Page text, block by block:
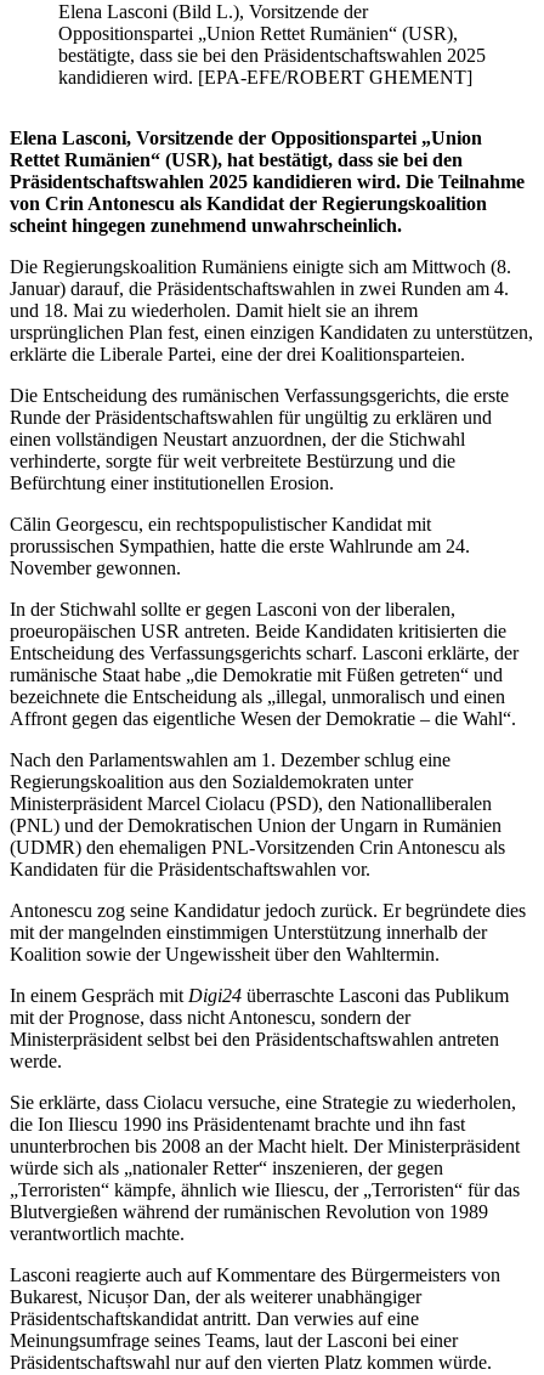
Elena Lasconi (Bild L.), Vorsitzende der
Oppositionspartei „Union Rettet Rumänien“ (USR),
bestätigte, dass sie bei den Präsidentschaftswahlen 2025
kandidieren wird. [EPA-EFE/ROBERT GHEMENT]
Elena Lasconi, Vorsitzende der Oppositionspartei „Union
Rettet Rumänien“ (USR), hat bestätigt, dass sie bei den
Präsidentschaftswahlen 2025 kandidieren wird. Die Teilnahme
von Crin Antonescu als Kandidat der Regierungskoalition
scheint hingegen zunehmend unwahrscheinlich.
Die Regierungskoalition Rumäniens einigte sich am Mittwoch (8.
Januar) darauf, die Präsidentschaftswahlen in zwei Runden am 4.
und 18. Mai zu wiederholen. Damit hielt sie an ihrem
ursprünglichen Plan fest, einen einzigen Kandidaten zu unterstützen,
erklärte die Liberale Partei, eine der drei Koalitionsparteien.
Die Entscheidung des rumänischen Verfassungsgerichts, die erste
Runde der Präsidentschaftswahlen für ungültig zu erklären und
einen vollständigen Neustart anzuordnen, der die Stichwahl
verhinderte, sorgte für weit verbreitete Bestürzung und die
Befürchtung einer institutionellen Erosion.
Călin Georgescu, ein rechtspopulistischer Kandidat mit
prorussischen Sympathien, hatte die erste Wahlrunde am 24.
November gewonnen.
In der Stichwahl sollte er gegen Lasconi von der liberalen,
proeuropäischen USR antreten. Beide Kandidaten kritisierten die
Entscheidung des Verfassungsgerichts scharf. Lasconi erklärte, der
rumänische Staat habe „die Demokratie mit Füßen getreten“ und
bezeichnete die Entscheidung als „illegal, unmoralisch und einen
Affront gegen das eigentliche Wesen der Demokratie – die Wahl“.
Nach den Parlamentswahlen am 1. Dezember schlug eine
Regierungskoalition aus den Sozialdemokraten unter
Ministerpräsident Marcel Ciolacu (PSD), den Nationalliberalen
(PNL) und der Demokratischen Union der Ungarn in Rumänien
(UDMR) den ehemaligen PNL-Vorsitzenden Crin Antonescu als
Kandidaten für die Präsidentschaftswahlen vor.
Antonescu zog seine Kandidatur jedoch zurück. Er begründete dies
mit der mangelnden einstimmigen Unterstützung innerhalb der
Koalition sowie der Ungewissheit über den Wahltermin.
In einem Gespräch mit Digi24 überraschte Lasconi das Publikum
mit der Prognose, dass nicht Antonescu, sondern der
Ministerpräsident selbst bei den Präsidentschaftswahlen antreten
werde.
Sie erklärte, dass Ciolacu versuche, eine Strategie zu wiederholen,
die Ion Iliescu 1990 ins Präsidentenamt brachte und ihn fast
ununterbrochen bis 2008 an der Macht hielt. Der Ministerpräsident
würde sich als „nationaler Retter“ inszenieren, der gegen
„Terroristen“ kämpfe, ähnlich wie Iliescu, der „Terroristen“ für das
Blutvergießen während der rumänischen Revolution von 1989
verantwortlich machte.
Lasconi reagierte auch auf Kommentare des Bürgermeisters von
Bukarest, Nicușor Dan, der als weiterer unabhängiger
Präsidentschaftskandidat antritt. Dan verwies auf eine
Meinungsumfrage seines Teams, laut der Lasconi bei einer
Präsidentschaftswahl nur auf den vierten Platz kommen würde.